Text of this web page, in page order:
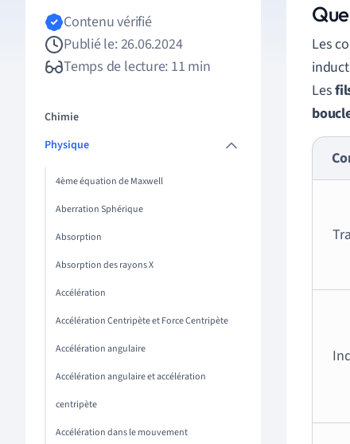
Contenu vérifié
Publié le: 26.06.2024
Temps de lecture: 11 min
Chimie
Physique
4ème équation de Maxwell
Aberration Sphérique
Absorption
Absorption des rayons X
Accélération
Accélération Centripète et Force Centripète
Accélération angulaire
Accélération angulaire et accélération
centripète
Accélération dans le mouvement
Les
Les